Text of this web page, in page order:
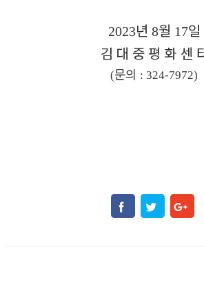
2023년8월 17일
김 대 중 평 화 센
(문의 : 324-7972)